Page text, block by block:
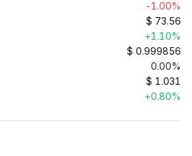
-1.00%
$ 73.56
+1.10%
$ 0.999856
0.00%
$ 1.031
+0.80%